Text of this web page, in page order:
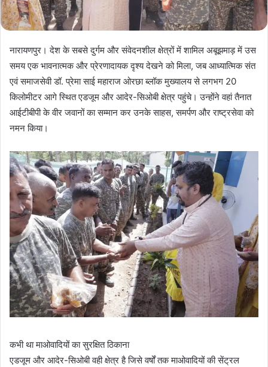
नारायणपुर। देश के सबसे दुर्गम और संवेदनशील क्षेत्रों में शामिल अबूझमाड़ में उस
समय एक भावनात्मक और प्रेरणादायक दृश्य देखने को मिला, जब आध्यात्मिक संत
एवं समाजसेवी डॉ. प्रेमा साई महाराज ओरछा ब्लॉक मुख्यालय से लगभग 20
किलोमीटर आगे स्थित एडजूम और आदेर-सिओबी क्षेत्र पहुंचे। उन्होंने वहां तैनात
आईटीबीपी के वीर जवानों का सम्मान कर उनके साहस, समर्पण और राष्ट्रसेवा को
नमन किया।
कभी था माओवादियों का सुरक्षित ठिकाना
एडजूम और आदेर-सिओबी वही क्षेत्र है जिसे वर्षों तक माओवादियों की सेंट्रल